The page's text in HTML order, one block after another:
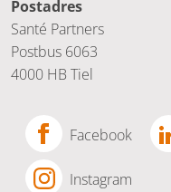
Postadres
Santé Partners
Postbus 6063
4000 HB Tiel
Facebook
Instagram